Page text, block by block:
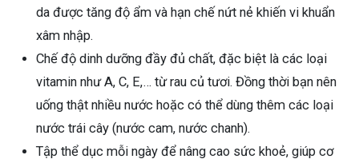
da được tăng độ ẩm và hạn chế nứt nẻ khiến vi khuẩn
xâm nhập.
Chế độ dinh dưỡng đầy đủ chất, đặc biệt là các loại
vitamin như A, C, E,… từ rau củ tươi. Đồng thời bạn nên
uống thật nhiều nước hoặc có thể dùng thêm các loại
nước trái cây (nước cam, nước chanh).
Tập thể dục mỗi ngày để nâng cao sức khoẻ, giúp cơ